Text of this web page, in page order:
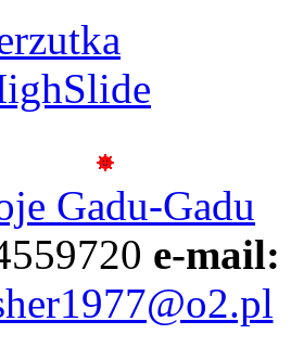
Gadu-Gadu
e-mail: